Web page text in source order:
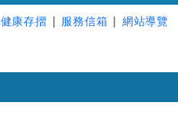
健康存摺 | 服務信箱 | 網站導覽